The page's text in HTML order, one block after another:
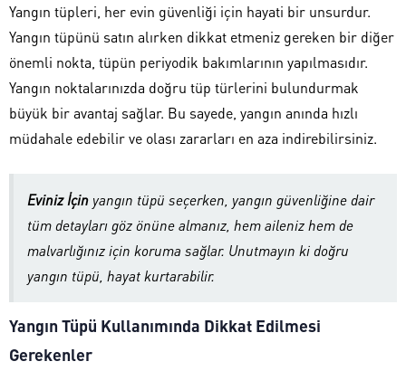
Yangın tüpleri, her evin güvenliği için hayati bir unsurdur.
Yangın tüpünü satın alırken dikkat etmeniz gereken bir diğer
önemli nokta, tüpün periyodik bakımlarının yapılmasıdır.
Yangın noktalarınızda doğru tüp türlerini bulundurmak
büyük bir avantaj sağlar. Bu sayede, yangın anında hızlı
müdahale edebilir ve olası zararları en aza indirebilirsiniz.
Eviniz İçin yangın tüpü seçerken, yangın güvenliğine dair
tüm detayları göz önüne almanız, hem aileniz hem de
malvarlığınız için koruma sağlar. Unutmayın ki doğru
yangın tüpü, hayat kurtarabilir.
Yangın Tüpü Kullanımında Dikkat Edilmesi
Gerekenler